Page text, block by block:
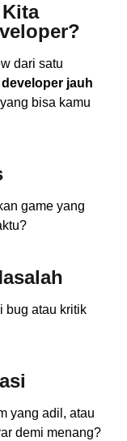
dari satu
jauh
bisa kamu
game yang
bug atau kritik
yang adil, atau
demi menang?